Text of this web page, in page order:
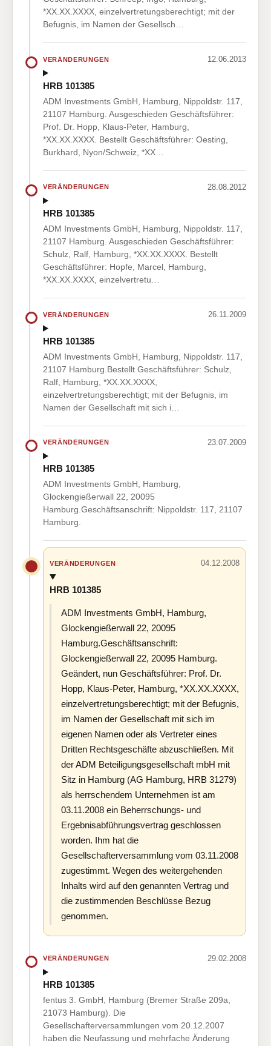
*XX.XX.XXXX, einzelvertretungsberechtigt; mit der
Befugnis, im Namen der Gesellsch…
VERÄNDERUNGEN 12.06.2013
HRB 101385
ADM Investments GmbH, Hamburg, Nippoldstr. 117,
21107 Hamburg. Ausgeschieden Geschäftsführer:
Prof. Dr. Hopp, Klaus-Peter, Hamburg,
*XX.XX.XXXX. Bestellt Geschäftsführer: Oesting,
Burkhard, Nyon/Schweiz, *XX…
VERÄNDERUNGEN 28.08.2012
HRB 101385
ADM Investments GmbH, Hamburg, Nippoldstr. 117,
21107 Hamburg. Ausgeschieden Geschäftsführer:
Schulz, Ralf, Hamburg, *XX.XX.XXXX. Bestellt
Geschäftsführer: Hopfe, Marcel, Hamburg,
*XX.XX.XXXX, einzelvertretu…
VERÄNDERUNGEN 26.11.2009
HRB 101385
ADM Investments GmbH, Hamburg, Nippoldstr. 117,
21107 Hamburg.Bestellt Geschäftsführer: Schulz,
Ralf, Hamburg, *XX.XX.XXXX,
einzelvertretungsberechtigt; mit der Befugnis, im
Namen der Gesellschaft mit sich i…
VERÄNDERUNGEN 23.07.2009
HRB 101385
ADM Investments GmbH, Hamburg,
Glockengießerwall 22, 20095
Hamburg.Geschäftsanschrift: Nippoldstr. 117, 21107
Hamburg.
VERÄNDERUNGEN 04.12.2008
HRB 101385
ADM Investments GmbH, Hamburg,
Glockengießerwall 22, 20095
Hamburg.Geschäftsanschrift:
Glockengießerwall 22, 20095 Hamburg.
Geändert, nun Geschäftsführer: Prof. Dr.
Hopp, Klaus-Peter, Hamburg, *XX.XX.XXXX,
einzelvertretungsberechtigt; mit der Befugnis,
im Namen der Gesellschaft mit sich im
eigenen Namen oder als Vertreter eines
Dritten Rechtsgeschäfte abzuschließen. Mit
der ADM Beteiligungsgesellschaft mbH mit
Sitz in Hamburg (AG Hamburg, HRB 31279)
als herrschendem Unternehmen ist am
03.11.2008 ein Beherrschungs- und
Ergebnisabführungsvertrag geschlossen
worden. Ihm hat die
Gesellschafterversammlung vom 03.11.2008
zugestimmt. Wegen des weitergehenden
Inhalts wird auf den genannten Vertrag und
die zustimmenden Beschlüsse Bezug
genommen.
VERÄNDERUNGEN 29.02.2008
HRB 101385
fentus 3. GmbH, Hamburg (Bremer Straße 209a,
21073 Hamburg). Die
Gesellschafterversammlungen vom 20.12.2007
haben die Neufassung und mehrfache Änderung